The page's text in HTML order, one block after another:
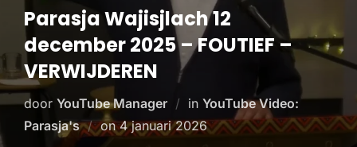
Parasja Wajisjlach 12
december 2025 – FOUTIEF –
VERWIJDEREN
door YouTube Manager in YouTube Video:
Parasja's
on4 januari 2026